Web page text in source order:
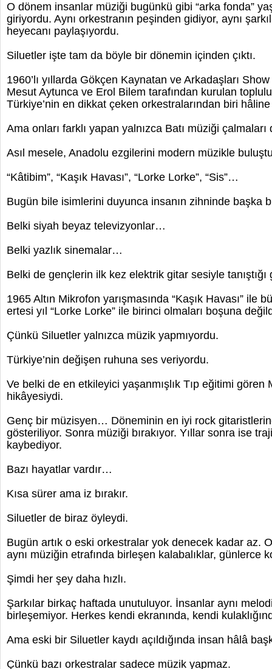
O dönem insanlar müziği bugünkü gibi “arka fonda”
giriyordu. Aynı orkestranın peşinden gidiyor, aynı
heyecanı paylaşıyordu.
Siluetler işte tam da böyle bir dönemin içinden çıktı.
1960’lı yıllarda Gökçen Kaynatan ve Arkadaşları
Mesut Aytunca ve Erol Bilem tarafından kurulan
Türkiye’nin en dikkat çeken orkestralarından biri
Ama onları farklı yapan yalnızca Batı müziği çalmaları
Asıl mesele, Anadolu ezgilerini modern müzikle
“Kâtibim”, “Kaşık Havası”, “Lorke Lorke”, “Sis”…
Bugün bile isimlerini duyunca insanın zihninde başka
Belki siyah beyaz televizyonlar…
Belki yazlık sinemalar…
Belki de gençlerin ilk kez elektrik gitar sesiyle
1965 Altın Mikrofon yarışmasında “Kaşık Havası” ile
ertesi yıl “Lorke Lorke” ile birinci olmaları boşuna
Çünkü Siluetler yalnızca müzik yapmıyordu.
Türkiye’nin değişen ruhuna ses veriyordu.
Ve belki de en etkileyici yaşanmışlık Tıp eğitimi gören
hikâyesiydi.
Genç bir müzisyen… Döneminin en iyi rock
gösteriliyor. Sonra müziği bırakıyor. Yıllar sonra ise
kaybediyor.
Bazı hayatlar vardır…
Kısa sürer ama iz bırakır.
Siluetler de biraz öyleydi.
Bugün artık o eski orkestralar yok denecek kadar az.
aynı müziğin etrafında birleşen kalabalıklar, günlerce
Şimdi her şey daha hızlı.
Şarkılar birkaç haftada unutuluyor. İnsanlar aynı
birleşemiyor. Herkes kendi ekranında, kendi
Ama eski bir Siluetler kaydı açıldığında insan hâlâ
Çünkü bazı orkestralar sadece müzik yapmaz.